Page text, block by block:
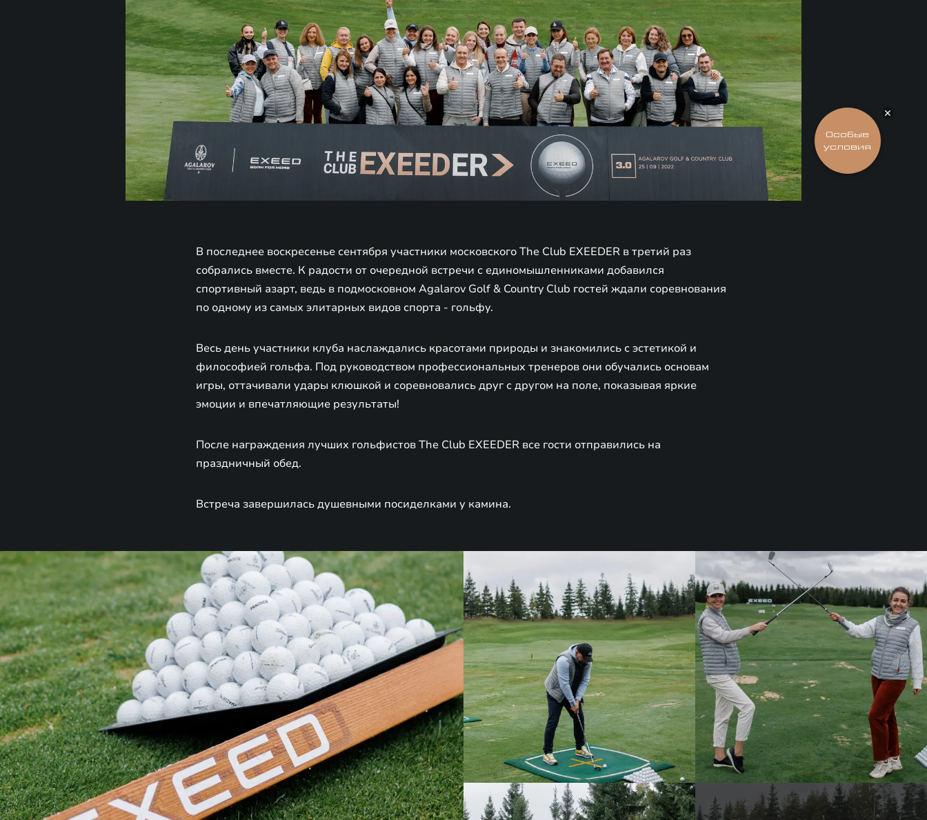
В последнее воскресенье сентября участники московского The Club EXEEDER в третий раз
собрались вместе. К радости от очередной встречи с единомышленниками добавился
спортивный азарт, ведь в подмосковном Agalarov Golf & Country Club гостей ждали соревнования
по одному из самых элитарных видов спорта - гольфу.
Весь день участники клуба наслаждались красотами природы и знакомились с эстетикой и
философией гольфа. Под руководством профессиональных тренеров они обучались основам
игры, оттачивали удары клюшкой и соревновались друг с другом на поле, показывая яркие
эмоции и впечатляющие результаты!
После награждения лучших гольфистов The Club EXEEDER все гости отправились на
праздничный обед.
Встреча завершилась душевными посиделками у камина.
Подобрать
EXEED